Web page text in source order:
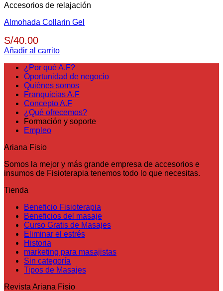
Accesorios de relajación
Almohada Collarin Gel
S/40.00
Añadir al carrito
¿Por qué A.F?
Oportunidad de negocio
Quiénes somos
Franquicias A.F
Concepto A.F
¿Qué ofrecemos?
Formación y soporte
Empleo
Ariana Fisio
Somos la mejor y más grande empresa de accesorios e
insumos de Fisioterapia tenemos todo lo que necesitas.
Tienda
Beneficio Fisioterapia
Beneficios del masaje
Curso Gratis de Masajes
Eliminar el estrés
Historia
marketing para masajistas
Sin categoría
Tipos de Masajes
Revista Ariana Fisio